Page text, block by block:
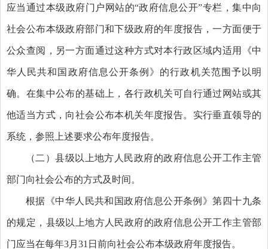
应当通过本级政府门户网站的“政府信息公开”专栏，集中向
社会公布本级政府部门和下级政府的年度报告，一方面便于
公众查阅，另一方面通过这种方式对本行政区域内适用《中
华人民共和国政府信息公开条例》的行政机关范围予以明
确。在集中公布的基础上，各行政机关可自行通过网站或其
他适当方式，向社会公布本机关年度报告。实行垂直领导的
系统，参照上述要求公布年度报告。
（二）县级以上地方人民政府的政府信息公开工作主管
部门向社会公布的方式及时间。
根据《中华人民共和国政府信息公开条例》第四十九条
的规定，县级以上地方人民政府的政府信息公开工作主管部
门应当在每年3月31日前向社会公布本级政府年度报告。